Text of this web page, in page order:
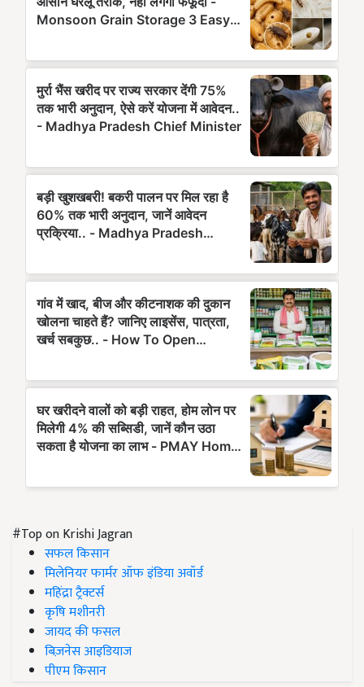
#Top on Krishi Jagran
सफल किसान
मिलेनियर फार्मर ऑफ इंडिया अवॉर्ड
महिंद्रा ट्रैक्टर्स
कृषि मशीनरी
जायद की फसल
बिज़नेस आइडियाज
पीएम किसान